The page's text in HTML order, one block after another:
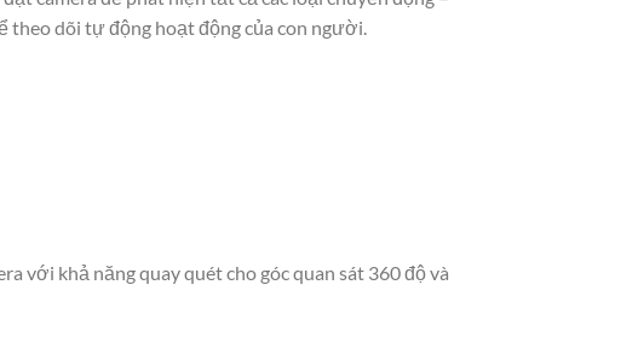
theo dõi tự động hoạt động của con người.
với khả năng quay quét cho góc quan sát 360 độ và